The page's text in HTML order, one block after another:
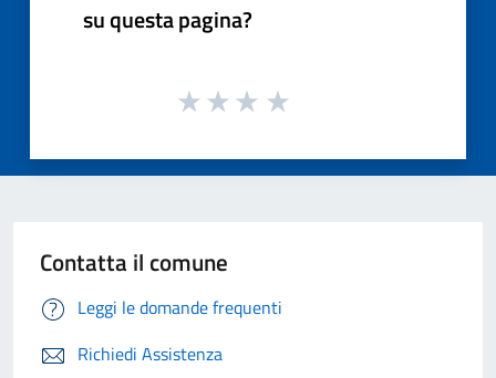
su questa pagina?
Contatta il comune
Leggi le domande frequenti
Richiedi Assistenza